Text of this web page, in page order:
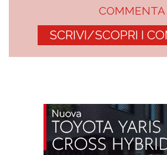
COMMENTA
SCRIVI/SCOPRI I